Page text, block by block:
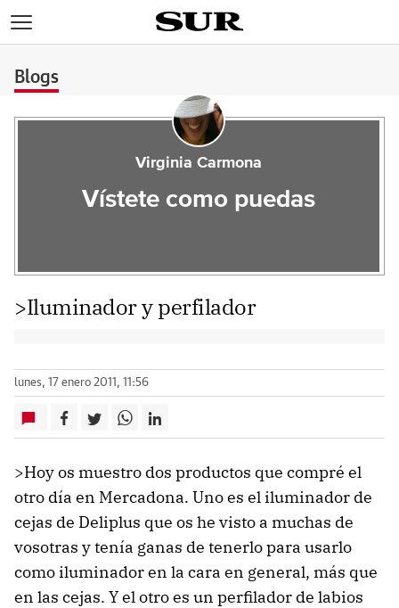
Blogs
Virginia Carmona
Vístete como puedas
>Iluminador y perfilador
lunes, 17 enero 2011, 11:56
>Hoy os muestro dos productos que compré el
otro día en Mercadona. Uno es el iluminador de
cejas de Deliplus que os he visto a muchas de
vosotras y tenía ganas de tenerlo para usarlo
como iluminador en la cara en general, más que
en las cejas. Y el otro es un perfilador de labios